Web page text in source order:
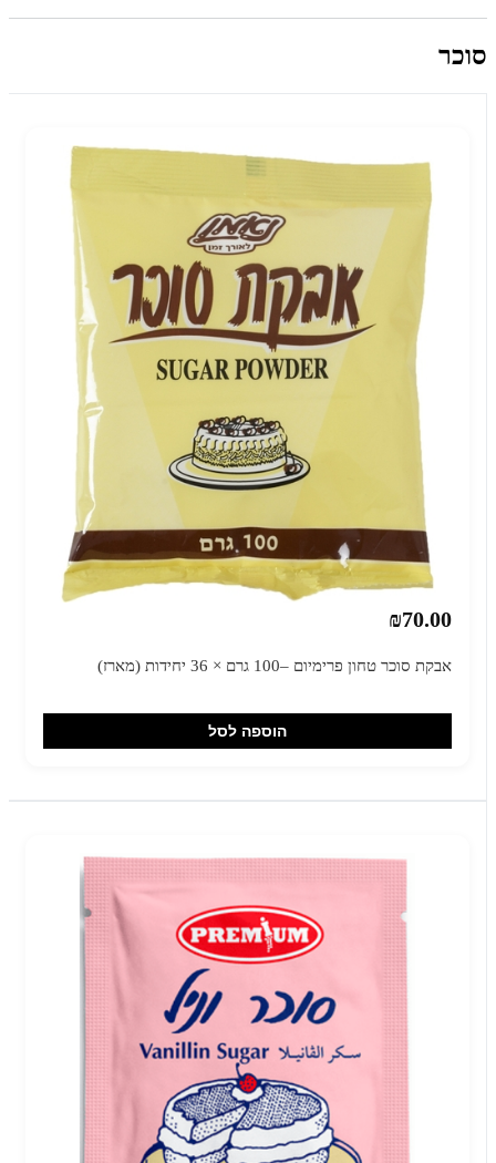
סוכר
₪70.00
אבקת סוכר טחון פרימיום –100 גרם × 36 יחידות (מארז)
הוספה לסל